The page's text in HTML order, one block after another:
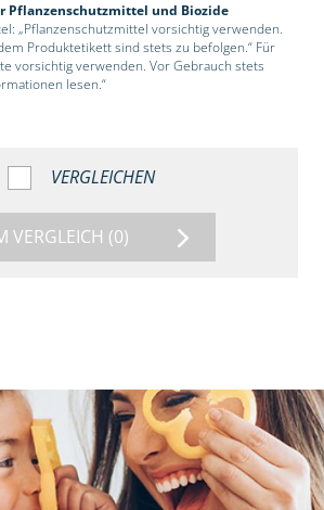
Pflanzenschutzmittel und Biozide
„Pflanzenschutzmittel vorsichtig verwenden.
Produktetikett sind stets zu befolgen.“ Für
vorsichtig verwenden. Vor Gebrauch stets
lesen.“
VERGLEICHEN
VERGLEICH (0)